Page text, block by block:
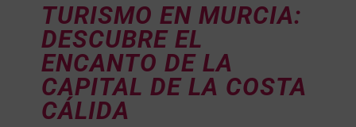
TURISMO EN MURCIA:
DESCUBRE EL
ENCANTO DE LA
CAPITAL DE LA COSTA
CÁLIDA